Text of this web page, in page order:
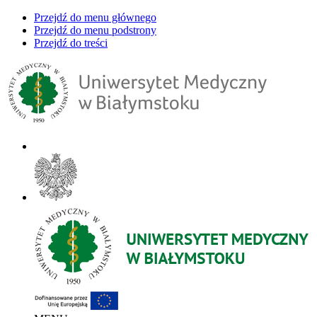
Przejdź do menu głównego
Przejdź do menu podstrony
Przejdź do treści